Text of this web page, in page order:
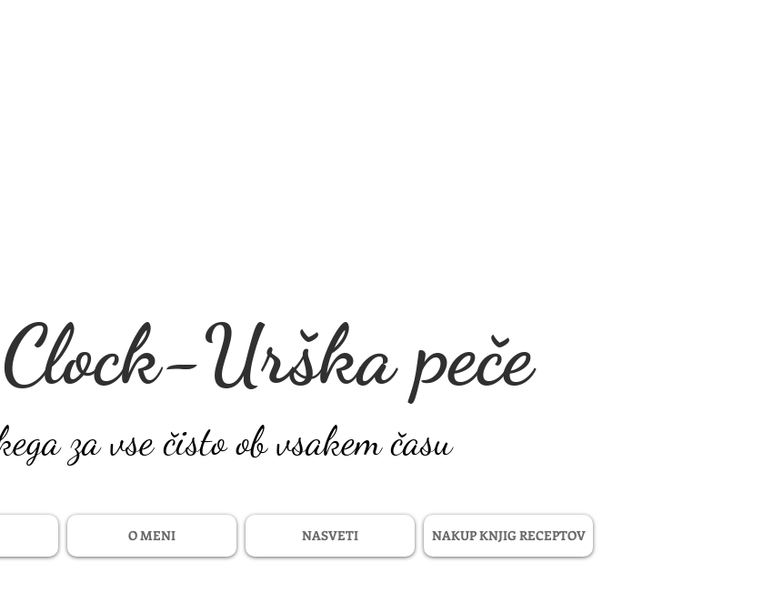
Urška peče
za vse čisto ob vsakem času
O MENI NASVETI NAKUP KNJIG RECEPTOV